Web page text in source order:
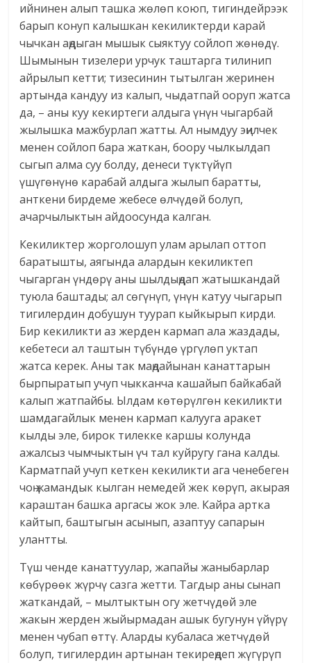
ийнинен алып ташка жөлөп коюп, тигиндейрээк
барып конуп калышкан кекиликтерди карай
чычкан аңдыган мышык сыяктуу сойлоп жөнөдү.
Шымынын тизелери урчук таштарга тилинип
айрылып кетти; тизесинин тытылган жеринен
артында кандуу из калып, чыдатпай ооруп жатса
да, – аны куу кекиртеги алдыга үнүн чыгарбай
жылышка мажбурлап жатты. Ал нымдуу эңилчек
менен сойлоп бара жаткан, боору чылкылдап
сыгып алма суу болду, денеси түктүйүп
үшүгөнүнө карабай алдыга жылып баратты,
анткени бирдеме жебесе өлчүдөй болуп,
ачарчылыктын айдоосунда калган.
Кекиликтер жорголошуп улам арылап оттоп
баратышты, аягында алардын кекиликтеп
чыгарган үндөрү аны шылдыңдап жатышкандай
туюла баштады; ал сөгүнүп, үнүн катуу чыгарып
тигилердин добушун туурап кыйкырып кирди.
Бир кекиликти аз жерден кармап ала жаздады,
кебетеси ал таштын түбүндө үргүлөп уктап
жатса керек. Аны так маңдайынан канаттарын
бырпыратып учуп чыкканча кашайып байкабай
калып жатпайбы. Ылдам көтөрүлгөн кекиликти
шамдагайлык менен кармап калууга аракет
кылды эле, бирок тилекке каршы колунда
ажалсыз чымчыктын үч тал куйругу гана калды.
Карматпай учуп кеткен кекиликти ага ченебеген
чоң жамандык кылган немедей жек көрүп, акырая
караштан башка аргасы жок эле. Кайра артка
кайтып, баштыгын асынып, азаптуу сапарын
улантты.
Түш ченде канаттуулар, жапайы жаныбарлар
көбүрөөк жүрчү сазга жетти. Тагдыр аны сынап
жаткандай, – мылтыктын огу жетчүдөй эле
жакын жерден жыйырмадан ашык бугунун үйүрү
менен чубап өттү. Аларды кубаласа жетчүдөй
болуп, тигилердин артынан текиреңдеп жүгүрүп